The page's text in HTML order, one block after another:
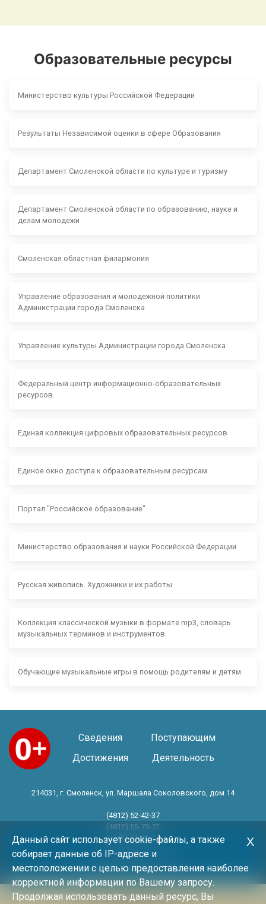
Образовательные ресурсы
Министерство культуры Российской Федерации
Результаты Независимой оценки в сфере Образования
Департамент Смоленской области по культуре и туризму
Департамент Смоленской области по образованию, науке и
делам молодежи
Смоленская областная филармония
Управление образования и молодежной политики
Администрации города Смоленска
Управление культуры Администрации города Смоленска
Федеральный центр информационно-образовательных
ресурсов.
Единая коллекция цифровых образовательных ресурсов
Единое окно доступа к образовательным ресурсам
Портал "Российское образование"
Министерство образования и науки Российской Федерации
Русская живопись. Художники и их работы.
Коллекция классической музыки в формате mp3, словарь
музыкальных терминов и инструментов.
Обучающие музыкальные игры в помощь родителям и детям
Сведения
Поступающим
Достижения
Деятельность
214031, г. Смоленск, ул. Маршала Соколовского, дом 14
(4812) 52-42-37
(4812) 55-79-72
(4812) 30-06-11
Год основания 1983 год
Политика конфиденциальности
Данный сайт использует cookie-файлы, а также
собирает данные об IP-адресе и
местоположении с целью предоставления наиболее
корректной информации по Вашему запросу.
Продолжая использовать данный ресурс, Вы
Х